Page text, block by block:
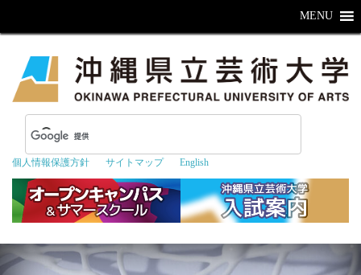
個人情報保護方針 サイトマップ English
MENU